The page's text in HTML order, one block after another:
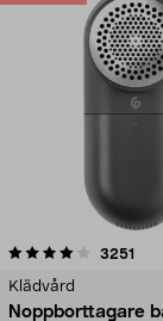
3251
Klädvård
Noppborttagare
4.5av 5